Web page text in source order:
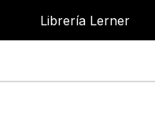
Librería Lerner